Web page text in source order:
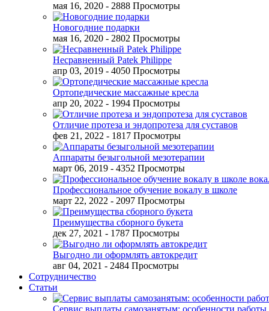
мая 16, 2020 - 2888 Просмотры
Новогодние подарки
мая 16, 2020 - 2802 Просмотры
Несравненный Patek Philippe
апр 03, 2019 - 4050 Просмотры
Ортопедические массажные кресла
апр 20, 2022 - 1994 Просмотры
Отличие протеза и эндопротеза для суставов
фев 21, 2022 - 1817 Просмотры
Аппараты безыгольной мезотерапии
март 06, 2019 - 4352 Просмотры
Профессиональное обучение вокалу в школе
март 22, 2022 - 2097 Просмотры
Преимущества сборного букета
дек 27, 2021 - 1787 Просмотры
Выгодно ли оформлять автокредит
авг 04, 2021 - 2484 Просмотры
Сотрудничество
Статьи
Сервис выплаты самозанятым: особенности работы